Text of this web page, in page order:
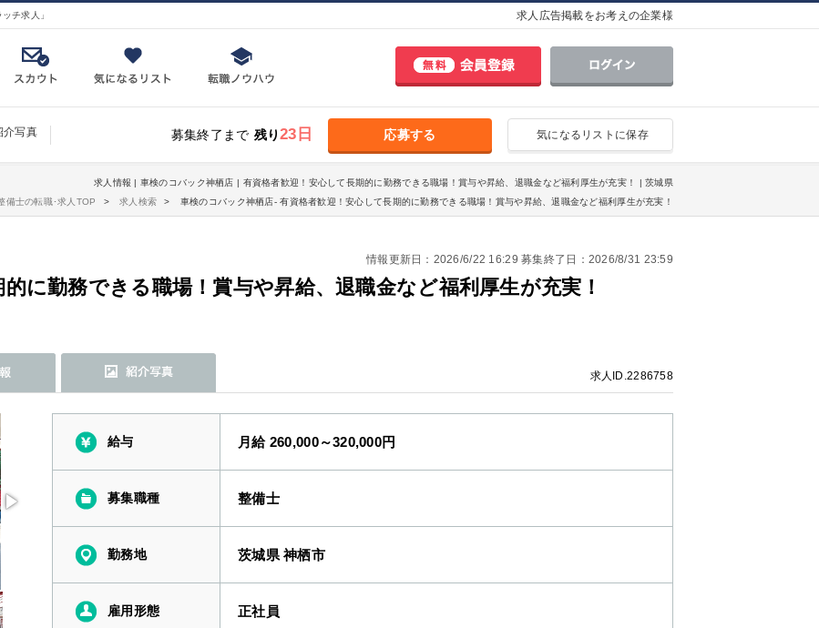
チ求人」 求人広告掲載をお考えの企業様
介写真 気になるリストに保存
応募する
募集終了まで 残り23日
求人情報 | 車検のコバック神栖店 | 有資格者歓迎！安心して長期的に勤務できる職場！賞与や昇給、退職金など福利厚生が充実！ | 茨城県
備士の転職･求人TOP
求人検索 車検のコバック神栖店- 有資格者歓迎！安心して長期的に勤務できる職場！賞与や昇給、退職金など福利厚生が充実！
情報更新日：2026/6/22 16:29 募集終了日：2026/8/31 23:59
に勤務できる職場！賞与や昇給、退職金など福利厚生が充実！
求人ID.2286758
給与 月給 260,000～320,000円
募集職種 整備士
勤務地 茨城県 神栖市
雇用形態 正社員